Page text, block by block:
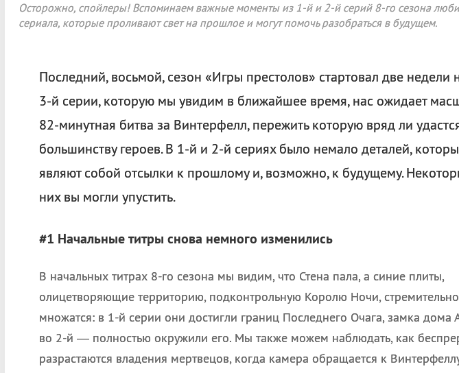
Осторожно, спойлеры! Вспоминаем важные моменты из 1-й и 2-й серий 8-го сезона
сериала, которые проливают свет на прошлое и могут помочь разобраться в будущем.
Последний, восьмой, сезон «Игры престолов» стартовал две недели
3-й серии, которую мы увидим в ближайшее время, нас ожидает
82-минутная битва за Винтерфелл, пережить которую вряд ли
большинству героев. В 1-й и 2-й сериях было немало деталей,
являют собой отсылки к прошлому и, возможно, к будущему.
них вы могли упустить.
#1 Начальные титры снова немного изменились
В начальных титрах 8-го сезона мы видим, что Стена пала, а синие плиты,
олицетворяющие территорию, подконтрольную Королю Ночи, стремительно
множатся: в 1-й серии они достигли границ Последнего Очага, замка дома
во 2-й — полностью окружили его. Мы также можем наблюдать, как
разрастаются владения мертвецов, когда камера обращается к